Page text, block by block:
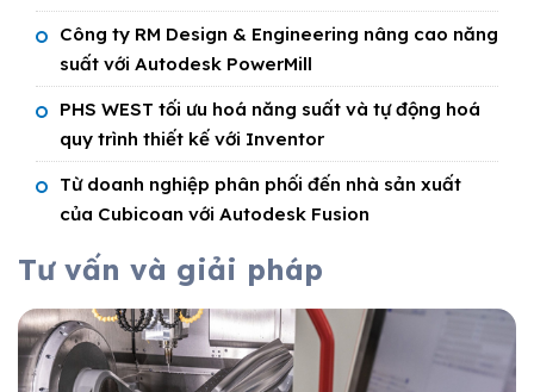
Công ty RM Design & Engineering nâng cao năng
suất với Autodesk PowerMill
PHS WEST tối ưu hoá năng suất và tự động hoá
quy trình thiết kế với Inventor
Từ doanh nghiệp phân phối đến nhà sản xuất
của Cubicoan với Autodesk Fusion
Tư vấn và giải pháp